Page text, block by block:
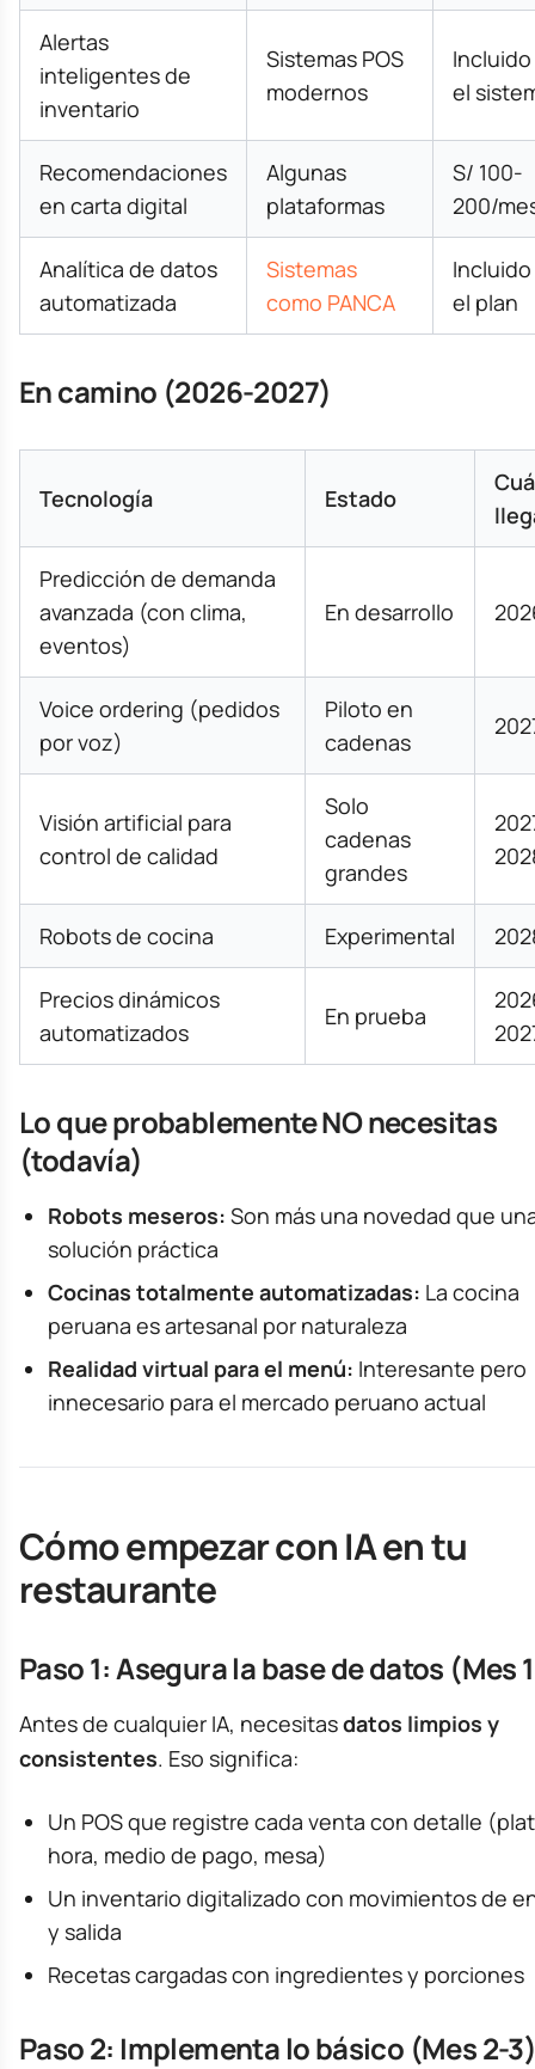
Alertas
inteligentes de
inventario
Sistemas POS
modernos
el
Recomendaciones
en carta digital
Algunas
plataformas
S/ 100-
200/
Analítica de datos
automatizada
Sistemas
como PANCA
el plan
En camino (2026-2027)
Tecnología Estado
Predicción de demanda
avanzada (con clima,
eventos)
En desarrollo
Voice ordering (pedidos
por voz)
Piloto en
cadenas
Visión artificial para
control de calidad
Solo
cadenas
grandes
Robots de cocina Experimental
Precios dinámicos
automatizados
En prueba
Lo que probablemente NO necesitas
(todavía)
Robots meseros: Son más una novedad que
solución práctica
Cocinas totalmente automatizadas: La cocina
peruana es artesanal por naturaleza
Realidad virtual para el menú: Interesante pero
innecesario para el mercado peruano actual
Cómo empezar con IA en tu
restaurante
Paso 1: Asegura la base de datos (Mes
Antes de cualquier IA, necesitasdatos limpios y
consistentes. Eso significa:
Un POS que registre cada venta con detalle
hora, medio de pago, mesa)
Un inventario digitalizado con movimientos de
y salida
Recetas cargadas con ingredientes y porciones
Paso 2: Implementa lo básico (Mes 2-